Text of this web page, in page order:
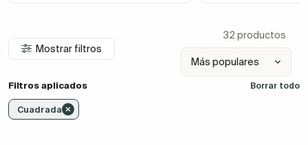
Mostrar filtros
32 productos
Filtros aplicados Borrar todo
Cuadrada